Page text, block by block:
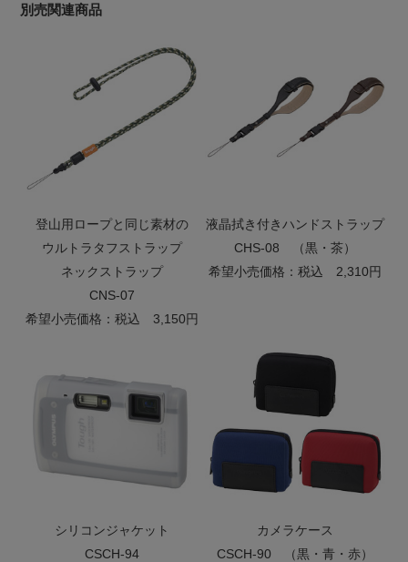
別売関連商品
登山用ロープと同じ素材の
ウルトラタフストラップ
ネックストラップ
CNS-07
希望小売価格：税込 3,150円
液晶拭き付きハンドストラップ
CHS-08 （黒・茶）
希望小売価格：税込 2,310円
シリコンジャケット
CSCH-94
カメラケース
CSCH-90 （黒・青・赤）